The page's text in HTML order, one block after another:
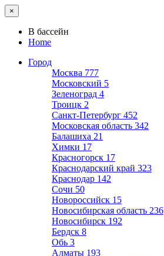
×
В бассейн
Home
Город
Москва 777
Московский 5
Зеленоград 4
Троицк 2
Санкт-Петербург 452
Московская область 342
Балашиха 21
Химки 17
Красногорск 17
Краснодарский край 323
Краснодар 142
Сочи 50
Новороссийск 15
Новосибирская область 236
Новосибирск 192
Бердск 8
Обь 3
Алматы 193